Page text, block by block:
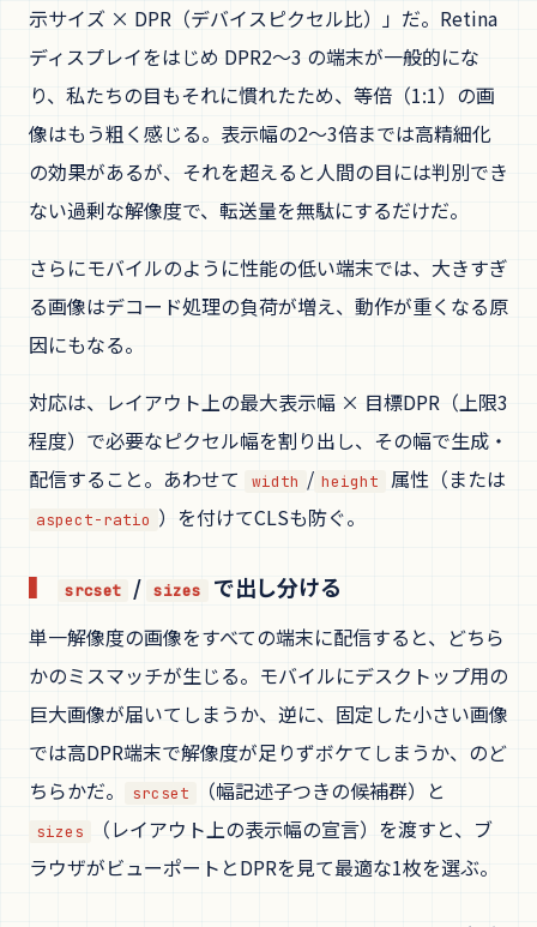
示サイズ × DPR（デバイスピクセル比）」だ。Retina
ディスプレイをはじめ DPR2〜3 の端末が一般的にな
り、私たちの目もそれに慣れたため、等倍（1:1）の画
像はもう粗く感じる。表示幅の2〜3倍までは高精細化
の効果があるが、それを超えると人間の目には判別でき
ない過剰な解像度で、転送量を無駄にするだけだ。
さらにモバイルのように性能の低い端末では、大きすぎ
る画像はデコード処理の負荷が増え、動作が重くなる原
因にもなる。
対応は、レイアウト上の最大表示幅 × 目標DPR（上限3
程度）で必要なピクセル幅を割り出し、その幅で生成・
配信すること。あわせて
width / height 属性（または
aspect-ratio ）を付けてCLSも防ぐ。
srcset / sizes で出し分ける
単一解像度の画像をすべての端末に配信すると、どちら
かのミスマッチが生じる。モバイルにデスクトップ用の
巨大画像が届いてしまうか、逆に、固定した小さい画像
では高DPR端末で解像度が足りずボケてしまうか、のど
ちらかだ。
srcset （幅記述子つきの候補群）と
sizes
（レイアウト上の表示幅の宣言）を渡すと、ブ
ラウザがビューポートとDPRを見て最適な1枚を選ぶ。